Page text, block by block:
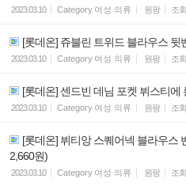
2023.03.10 Category 여성 의류 원팡 조회
[롯데온] 쥬블린 트위드 블라우스 뒷
2023.03.10 Category 여성 의류 원팡 조회
[롯데온] 센드빈 데님 포켓 뷔스티에
2023.03.10 Category 여성 의류 원팡 조회
[롯데온] 뷔티앙 스퀘어넥 블라우스
2,660원)
2023.03.10 Category 여성 의류 원팡 조회